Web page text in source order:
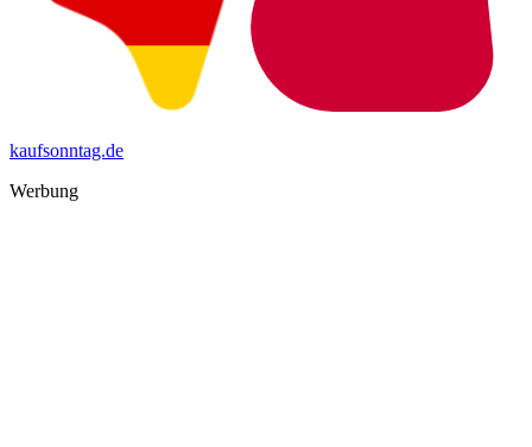
kaufsonntag.de
Werbung